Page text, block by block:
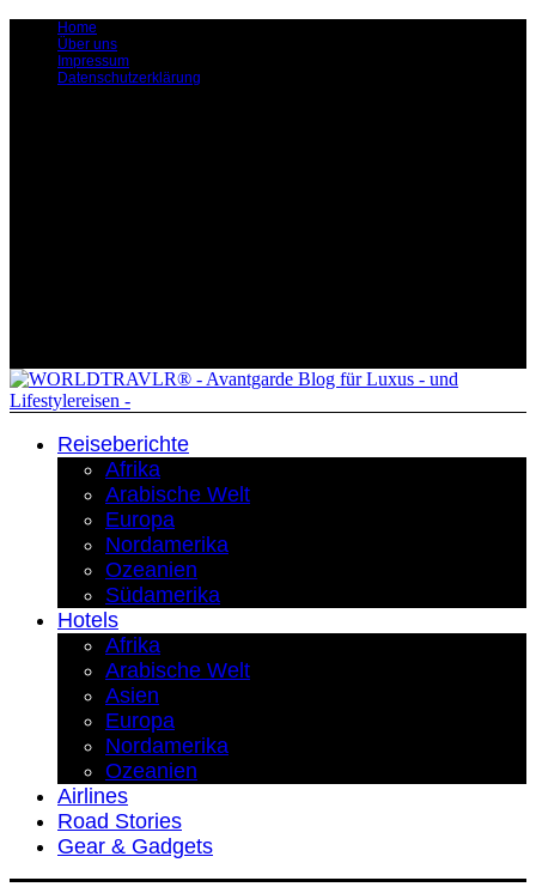
Home
Über uns
Impressum
Datenschutzerklärung
Reiseberichte
Afrika
Arabische Welt
Europa
Nordamerika
Ozeanien
Südamerika
Hotels
Afrika
Arabische Welt
Asien
Europa
Nordamerika
Ozeanien
Airlines
Road Stories
Gear & Gadgets